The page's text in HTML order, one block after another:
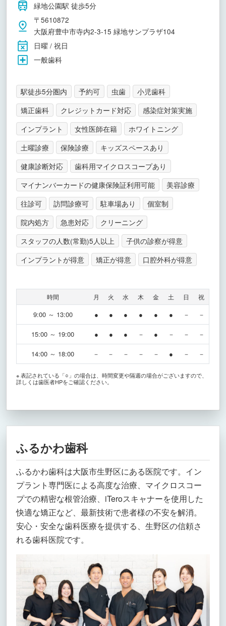
緑地公園駅 徒歩5分
〒5610872
大阪府豊中市寺内2-3-15 緑地サンプラザ104
日曜 / 祝日
一般歯科
駅徒歩5分圏内 予約可 虫歯
小児歯科
矯正歯科
クレジットカード対応
感染症対策実施
インプラント
女性医師在籍
ホワイトニング
土曜診療
保険診療
キッズスペースあり
健康診断対応
歯科用マイクロスコープあり
マイナンバーカードの健康保険証利用可能
美容診療
往診可
訪問診療可 駐車場あり
個室制
院内処方
急患対応
クリーニング
スタッフの人数(常勤)5人以上
子供の診察が得意
インプラントが得意
矯正が得意 口腔外科が得意
時間 月 火 水 木 金 土 日 祝
9:00 ～ 13:00 ● ● ● ● ● ● － －
15:00 ～ 19:00 ● ● ● － ● － － －
14:00 ～ 18:00 － － － － － ● － －
※ 表記されている「○」の場合は、時間変更や隔週の場合がございますので、
詳しくは歯医者HPをご確認ください。
ふるかわ歯科
ふるかわ歯科は大阪市生野区にある医院です。イン
プラント専門医による高度な治療、マイクロスコー
プでの精密な根管治療、iTeroスキャナーを使用した
快適な矯正など、最新技術で患者様の不安を解消。
安心・安全な歯科医療を提供する、生野区の信頼さ
れる歯科医院です。